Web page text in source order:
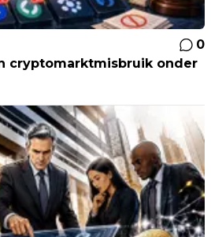
0
cryptomarktmisbruik onder